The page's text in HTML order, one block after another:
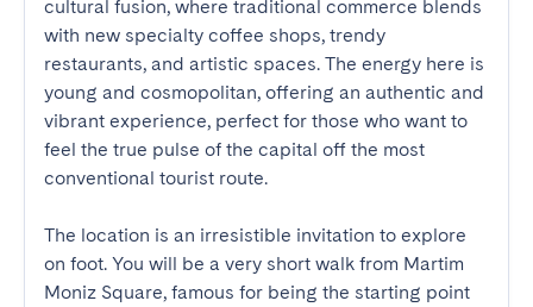
cultural fusion, where traditional commerce blends
with new specialty coffee shops, trendy
restaurants, and artistic spaces. The energy here is
young and cosmopolitan, offering an authentic and
vibrant experience, perfect for those who want to
feel the true pulse of the capital off the most
conventional tourist route.
The location is an irresistible invitation to explore
on foot. You will be a very short walk from Martim
Moniz Square, famous for being the starting point